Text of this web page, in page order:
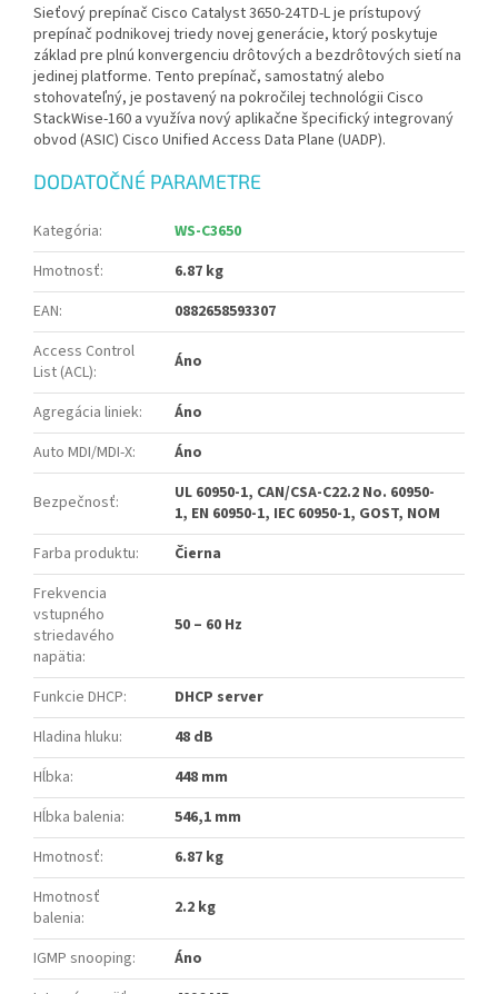
Sieťový prepínač Cisco Catalyst 3650-24TD-L je prístupový
prepínač podnikovej triedy novej generácie, ktorý poskytuje
základ pre plnú konvergenciu drôtových a bezdrôtových sietí na
jedinej platforme. Tento prepínač, samostatný alebo
stohovateľný, je postavený na pokročilej technológii Cisco
StackWise-160 a využíva nový aplikačne špecifický integrovaný
obvod (ASIC) Cisco Unified Access Data Plane (UADP).
DODATOČNÉ PARAMETRE
Kategória:
WS-C3650
Hmotnosť:
6.87 kg
EAN:
0882658593307
Access Control
List (ACL): Áno
Agregácia liniek:
Áno
Auto MDI/MDI-X: Áno
Bezpečnosť:
UL 60950-1, CAN/CSA-C22.2 No. 60950-
1, EN 60950-1, IEC 60950-1, GOST, NOM
Farba produktu:
Čierna
Frekvencia
vstupného
striedavého
napätia:
50 – 60 Hz
Funkcie DHCP:
DHCP server
Hladina hluku:
48 dB
Hĺbka:
448 mm
Hĺbka balenia:
546,1 mm
Hmotnosť:
6.87 kg
Hmotnosť
balenia: 2.2 kg
IGMP snooping:
Áno